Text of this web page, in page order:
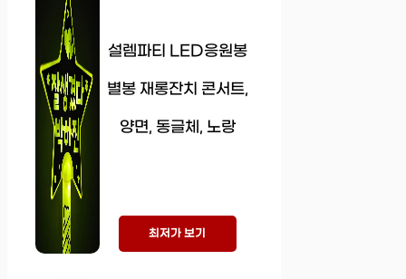
설렘파티 LED응원봉
별봉 재롱잔치 콘서트,
양면, 동글체, 노랑
최저가 보기